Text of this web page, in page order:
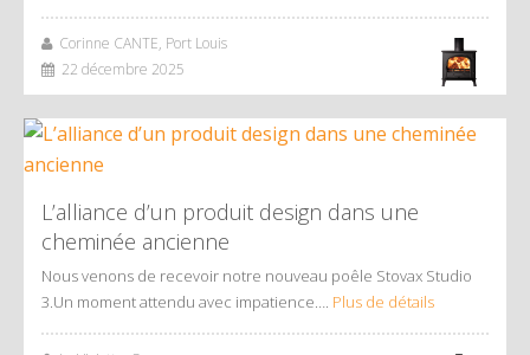
Corinne CANTE, Port Louis
22 décembre 2025
L’alliance d’un produit design dans une
cheminée ancienne
Nous venons de recevoir notre nouveau poêle Stovax Studio
3.Un moment attendu avec impatience…. Plus de détails